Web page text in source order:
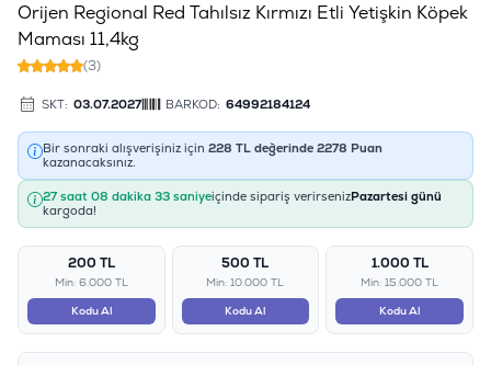
Orijen Regional Red Tahılsız Kırmızı Etli Yetişkin Köpek
Maması 11,4kg
(3)
SKT: 03.07.2027 BARKOD: 64992184124
Bir sonraki alışverişiniz için 228 TL değerinde 2278 Puan
kazanacaksınız.
27 saat 08 dakika 33 saniyeiçinde sipariş verirsenizPazartesi günü
kargoda!
200 TL
Min: 6.000 TL
Kodu Al
500 TL
Min: 10.000 TL
Kodu Al
1.000 TL
Min: 15.000 TL
Kodu Al